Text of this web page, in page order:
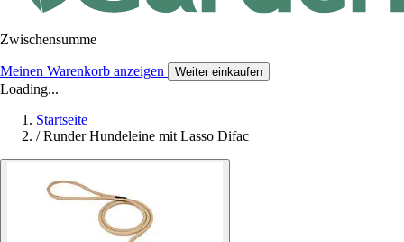
Zwischensumme
Meinen Warenkorb anzeigen Weiter einkaufen
Loading...
Startseite
/ Runder Hundeleine mit Lasso Difac